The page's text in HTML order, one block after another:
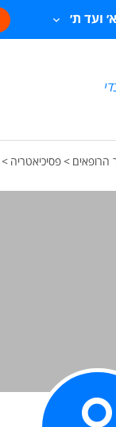
ועד ת׳
הרופאים > פסיכיאטריה >